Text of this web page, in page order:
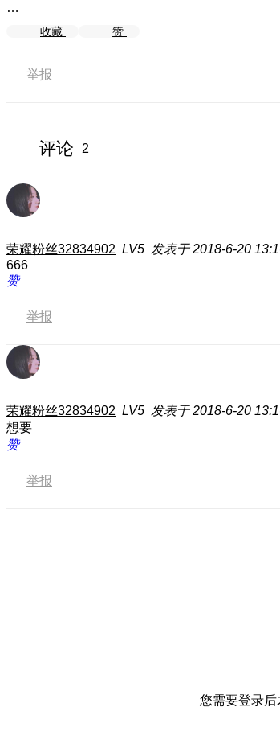
…
收藏 赞
举报
评论 2
荣耀粉丝32834902 LV5 发表于 2018-6-20
666
赞
举报
荣耀粉丝32834902 LV5 发表于 2018-6-20
想要
赞
举报
您需要登录